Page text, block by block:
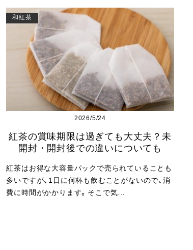
和紅茶
2026/5/24
紅茶の賞味期限は過ぎても大丈夫？未
開封・開封後での違いについても
紅茶はお得な大容量パックで売られていることも
多いですが、1日に何杯も飲むことがないので、消
費に時間がかかります。そこで気…